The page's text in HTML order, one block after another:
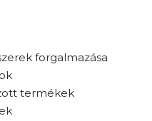
forgalmazása
termékek